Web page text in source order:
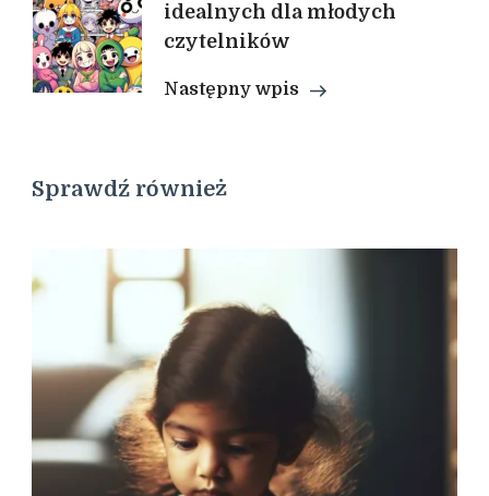
idealnych dla młodych
czytelników
Następny wpis
Sprawdź również